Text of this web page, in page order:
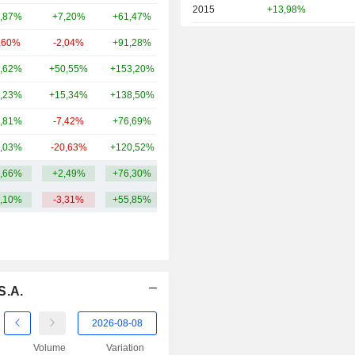
+7,20% +61,47%
-2,04% +91,28%
+50,55% +153,20%
+15,34% +138,50%
-7,42% +76,69%
-20,63% +120,52%
+2,49% +76,30%
-3,31% +55,85%
Volume Variation
2015 +13,98%